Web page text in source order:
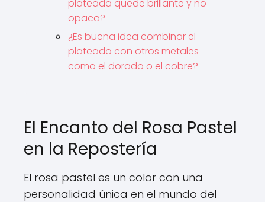
plateada quede brillante y no
opaca?
¿Es buena idea combinar el
plateado con otros metales
como el dorado o el cobre?
El Encanto del Rosa Pastel
en la Repostería
El rosa pastel es un color con una
personalidad única en el mundo del